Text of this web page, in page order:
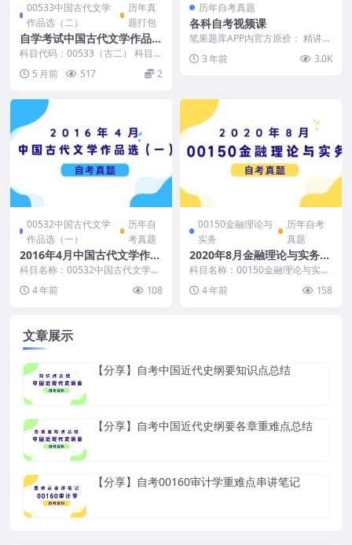
00533中国古代文学
作品选（二）
历年真
题打包
自学考试中国古代文学作品选
（二）历年真题及答案
科目代码：00533（古二） 科目名
称：中国古代文学作品选二 真题
及答案包含： ...
5 月前 517 2
历年自考真题
各科自考视频课
笔果题库APP内官方原价： 精讲视
频88r一科，拼团价49r一科 串讲
视频98r...
3 年前 3.0K
00532中国古代文学
作品选（一）
历年自
考真题
2016年4月中国古代文学作品
选（一）自考真题及答案
科目名称：00532中国古代文学作
高等教育自...
4 年前 108
00150金融理论与
实务
历年自考
真题
2020年8月金融理论与实务自
考真题及答案
科目名称：00150金融理论与实务
学考试金融...
4 年前 158
文章展示
【分享】自考中国近代史纲要知识点总结
【分享】自考中国近代史纲要各章重难点总结
【分享】自考00160审计学重难点串讲笔记